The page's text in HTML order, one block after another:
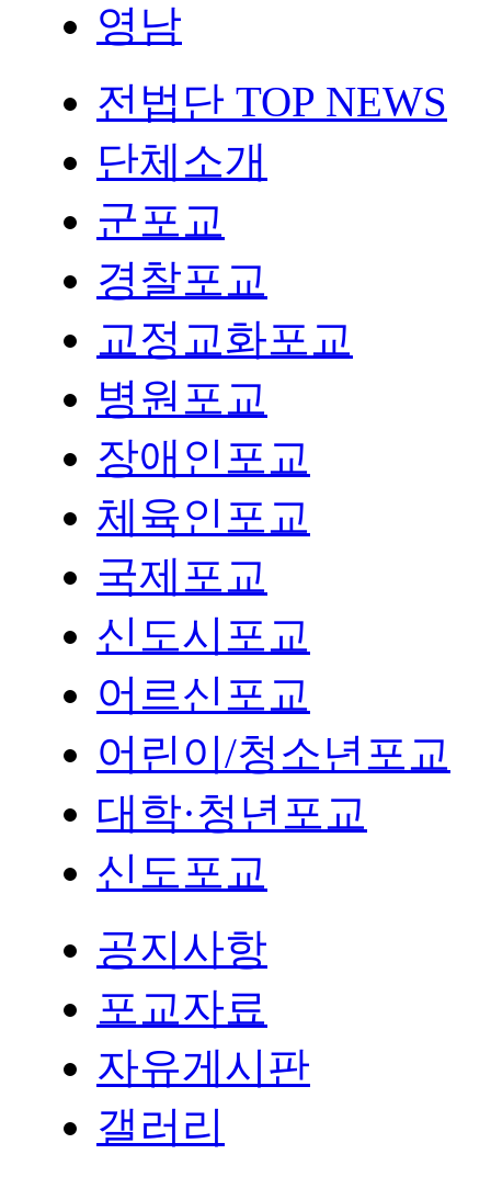
영남
전법단 TOP NEWS
단체소개
군포교
경찰포교
교정교화포교
병원포교
장애인포교
체육인포교
국제포교
신도시포교
어르신포교
어린이/청소년포교
대학·청년포교
신도포교
공지사항
포교자료
자유게시판
갤러리